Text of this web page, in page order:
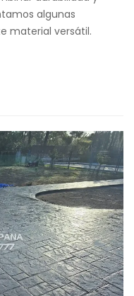
algunas
material versátil.